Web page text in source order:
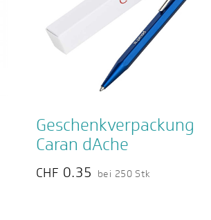
Geschenkverpackung
Caran dAche
CHF 0.35 bei 250 Stk